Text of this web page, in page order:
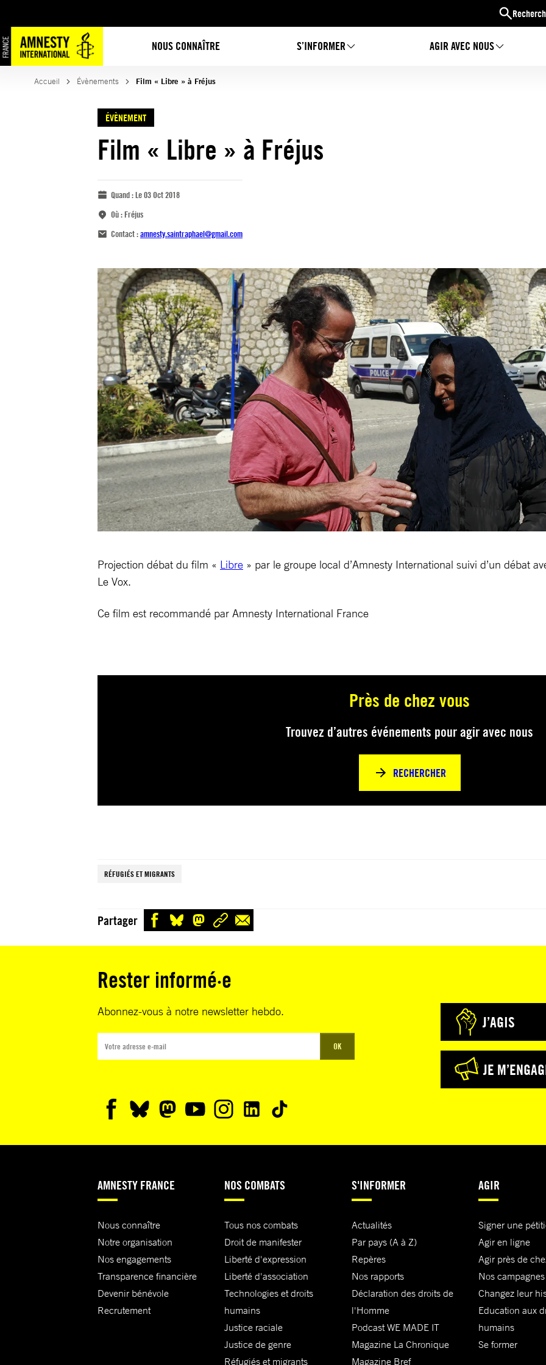
NOUS CONNAÎTRE S’INFORMER AGIR AVEC NOUS
Accueil Évènements Film « Libre » à Fréjus
ÉVÈNEMENT
Film « Libre » à Fréjus
Quand :Le 03 Oct 2018
Où :Fréjus
Contact :amnesty.saintraphael@gmail.com
Projection débat du film « Libre » par le groupe local d’Amnesty International suivi d’un débat
Le Vox.
Ce film est recommandé par Amnesty International France
Près de chez vous
Trouvez d’autres événements pour agir avec nous
RECHERCHER
RÉFUGIÉS ET MIGRANTS
Partager
Rester informé·e
Abonnez-vous à notre newsletter hebdo.
OK
J’AGIS
JE
AMNESTY FRANCE
Nous connaître
Notre organisation
Nos engagements
Transparence financière
Devenir bénévole
Recrutement
NOS COMBATS
Tous nos combats
Droit de manifester
Liberté d'expression
Liberté d'association
Technologies et droits
humains
Justice raciale
Justice de genre
Réfugiés et migrants
S'INFORMER
Actualités
Par pays (A à Z)
Repères
Nos rapports
Déclaration des droits de
l'Homme
Podcast WE MADE IT
Magazine La Chronique
Magazine Bref
AGIR
Signer une
Agir en ligne
Agir près de
Nos campagnes
Changez leur
Education aux
humains
Se former